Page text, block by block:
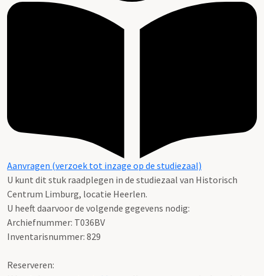
Aanvragen (verzoek tot inzage op de studiezaal)
U kunt dit stuk raadplegen in de studiezaal van Historisch
Centrum Limburg, locatie Heerlen.
U heeft daarvoor de volgende gegevens nodig:
Archiefnummer: T036BV
Inventarisnummer: 829
Reserveren: